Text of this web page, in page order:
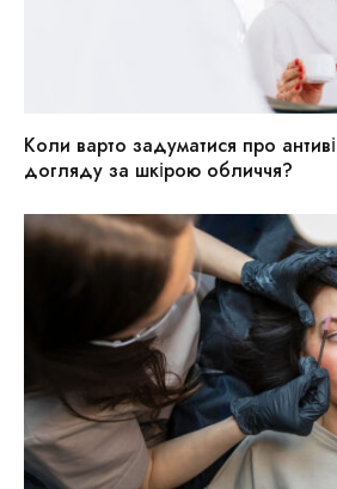
Коли варто задуматися про
догляду за шкірою обличчя?